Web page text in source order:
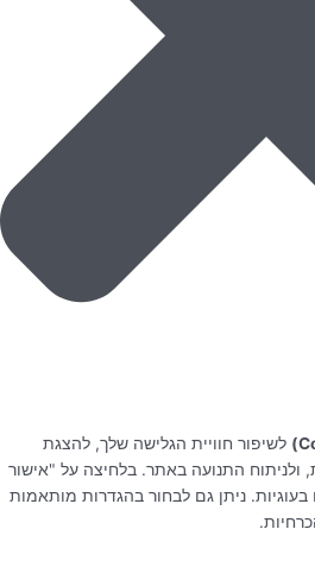
לשיפור חוויית הגלישה שלך, להצגת
ולניתוח התנועה באתר. בלחיצה על "אישור
ניתן גם לבחור בהגדרות מותאמות